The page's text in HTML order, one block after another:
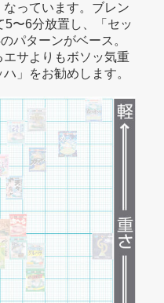
っています。ブレン
5〜6分放置し、「セッ
パターンがベース。
サよりもボソッ気重
」をお勧めします。